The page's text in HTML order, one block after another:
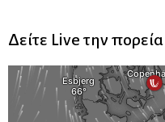
Δείτε Live την